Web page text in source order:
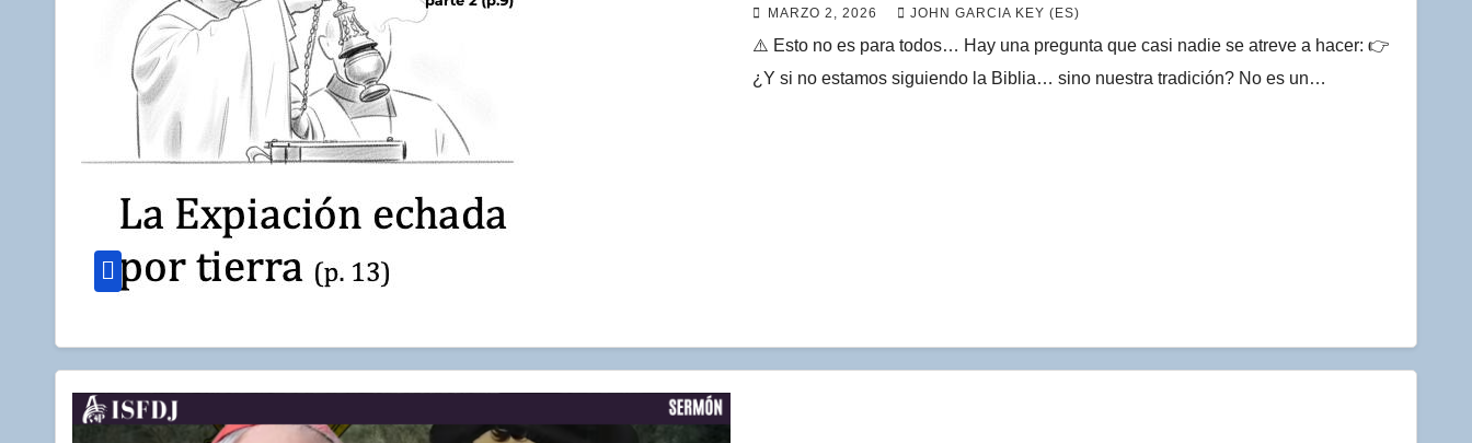
MARZO 2, 2026 JOHN GARCIA KEY (ES)
⚠️ Esto no es para todos… Hay una pregunta que casi nadie se atreve a hacer: 👉
¿Y si no estamos siguiendo la Biblia… sino nuestra tradición? No es un…